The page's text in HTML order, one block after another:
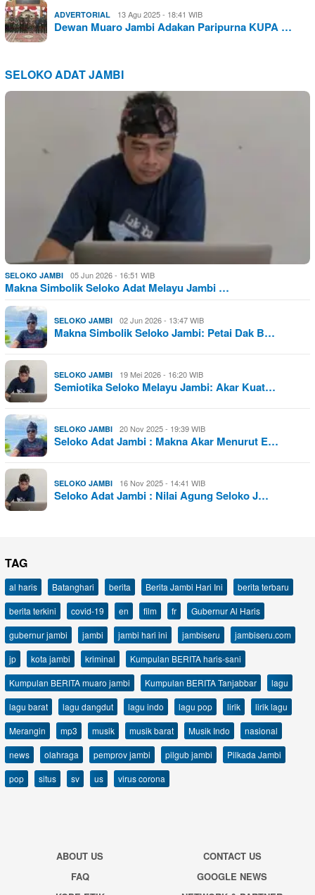
ADVERTORIAL 13 Agu 2025 - 18:41 WIB
Dewan Muaro Jambi Adakan Paripurna KUPA …
SELOKO ADAT JAMBI
SELOKO JAMBI 05 Jun 2026 - 16:51 WIB
Makna Simbolik Seloko Adat Melayu Jambi …
SELOKO JAMBI 02 Jun 2026 - 13:47 WIB
Makna Simbolik Seloko Jambi: Petai Dak B…
SELOKO JAMBI 19 Mei 2026 - 16:20 WIB
Semiotika Seloko Melayu Jambi: Akar Kuat…
SELOKO JAMBI 20 Nov 2025 - 19:39 WIB
Seloko Adat Jambi : Makna Akar Menurut E…
SELOKO JAMBI 16 Nov 2025 - 14:41 WIB
Seloko Adat Jambi : Nilai Agung Seloko J…
TAG
al haris Batanghari berita Berita Jambi Hari Ini
berita terbaru
berita terkini
covid-19 en film fr
Gubernur Al Haris
gubernur jambi
jambi jambi hari ini jambiseru
jambiseru.com
jp
kota jambi kriminal
Kumpulan BERITA haris-sani
Kumpulan BERITA muaro jambi
Kumpulan BERITA Tanjabbar
lagu
lagu barat
lagu dangdut lagu indo lagu pop lirik
lirik lagu
Merangin
mp3 musik musik barat Musik Indo
nasional
news
olahraga pemprov jambi pilgub jambi
Pilkada Jambi
pop
situs sv us virus corona
ABOUT US
CONTACT US
FAQ
GOOGLE NEWS